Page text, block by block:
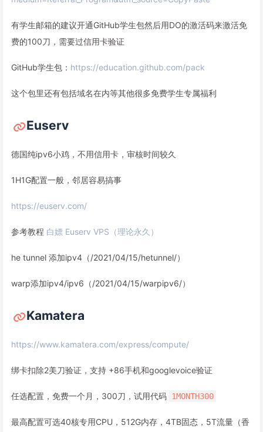
有学生邮箱的建议开通GitHub学生包然后用DO的激活码来激活免
费的100刀，需要过信用卡验证
GitHub学生包： https://education.github.com/pack
这个包里还有包括域名在内等其他很多免费学生专属福利
Euserv
德国纯ipv6小鸡，不用信用卡，审核时间较久
1H1G配置一般，邻居容易搞事
https://euserv.com/
参考教程 白嫖 Euserv VPS（理论永久）
he tunnel 添加ipv4（/2021/04/15/hetunnel/）
warp添加ipv4/ipv6（/2021/04/15/warpipv6/）
Kamatera
https://www.kamatera.com/express/compute/
绑卡扣除2美刀验证，支持 +86手机和googlevoice验证
任选配置，免费一个月，300刀，试用代码 1MONTH300
最高配置可选40核专用CPU，512G内存，4TB固态，5T流量（香